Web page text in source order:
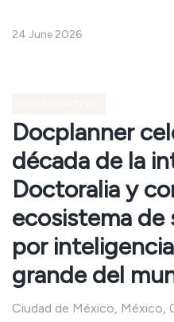
24 June 2026
Docplanner
década de la
Doctoralia y
ecosistema de
por
grande del
Ciudad de México, México,